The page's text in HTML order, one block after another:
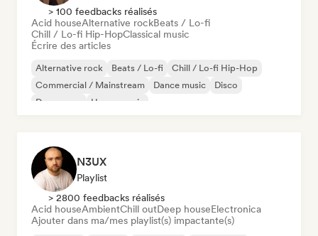
> 100 feedbacks réalisés
Acid houseAlternative rockBeats / Lo-fi
Chill / Lo-fi Hip-HopClassical music
Écrire des articles
Alternative rock Beats / Lo-fi
Chill / Lo-fi Hip-Hop
Commercial / Mainstream
Dance music
Disco
Dream pop
House music
N3UX
Playlist
> 2800 feedbacks réalisés
Acid houseAmbientChill outDeep houseElectronica
Ajouter dans ma/mes playlist(s) impactante(s)